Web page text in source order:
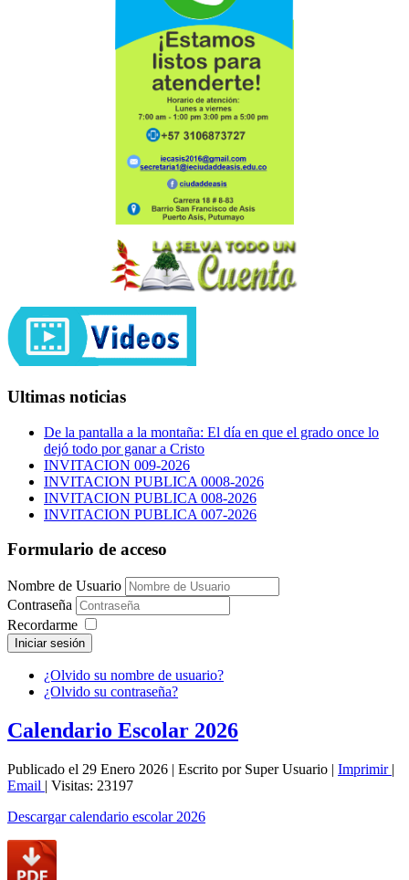
Ultimas noticias
De la pantalla a la montaña: El día en que el grado once lo
dejó todo por ganar a Cristo
INVITACION 009-2026
INVITACION PUBLICA 0008-2026
INVITACION PUBLICA 008-2026
INVITACION PUBLICA 007-2026
Formulario de acceso
Nombre de Usuario
Contraseña
Recordarme
Iniciar sesión
¿Olvido su nombre de usuario?
¿Olvido su contraseña?
Calendario Escolar 2026
Publicado el 29 Enero 2026 | Escrito por Super Usuario | Imprimir |
Email | Visitas: 23197
Descargar calendario escolar 2026